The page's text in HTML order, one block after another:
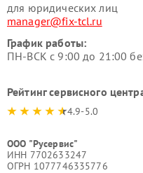
для юридических лиц
manager@fix-tcl.ru
График работы:
ПН-ВСК с 9:00 до 21:00
Рейтинг сервисного
4.9-5.0
ООО "Русервис"
ИНН 7702633247
ОГРН 1077746335776